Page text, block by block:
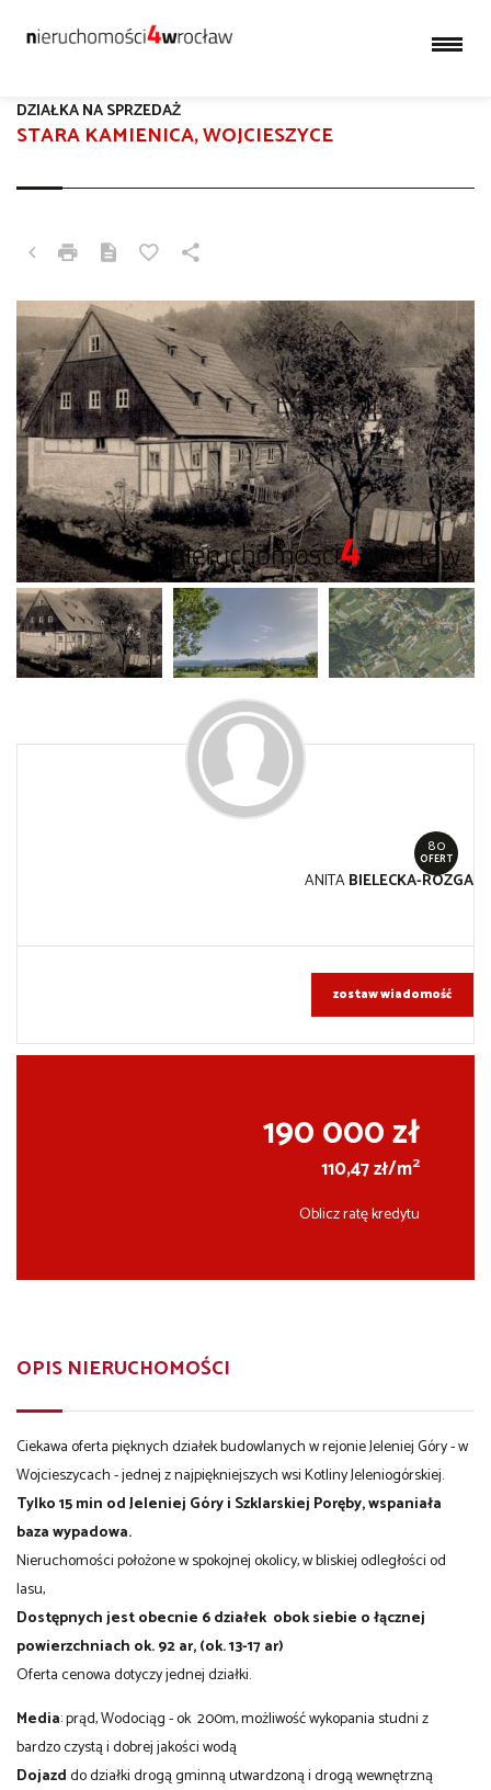
STARA KAMIENICA, WOJCIESZYCE
DZIAŁKA NA SPRZEDAŻ
80
OFERT
ANITABIELECKA-RÓZGA
zostaw wiadomość
190 000 zł
110,47 zł/m2
Oblicz ratę kredytu
OPIS NIERUCHOMOŚCI
Ciekawa oferta pięknych działek budowlanych w rejonie Jeleniej Góry - w
Wojcieszycach - jednej z najpiękniejszych wsi Kotliny Jeleniogórskiej.
Tylko 15 min od Jeleniej Góry i Szklarskiej Poręby, wspaniała
baza wypadowa.
Nieruchomości położone w spokojnej okolicy, w bliskiej odległości od
lasu,
Dostępnych jest obecnie 6 działek obok siebie o łącznej
powierzchniach ok. 92 ar, (ok. 13-17 ar)
Oferta cenowa dotyczy jednej działki.
Media: prąd, Wodociąg - ok 200m, możliwość wykopania studni z
bardzo czystą i dobrej jakości wodą
Dojazddo działki drogą gminną utwardzoną i drogą wewnętrzną